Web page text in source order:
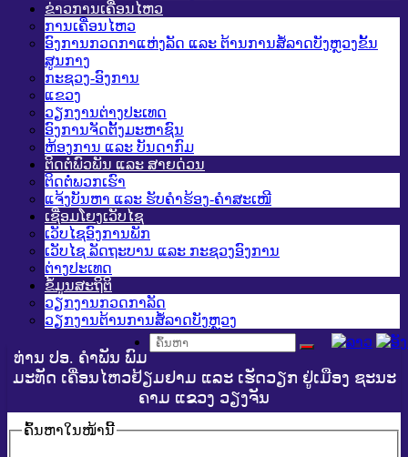
ຂ່າວການເຄື່ອນໄຫວ
ການເຄື່ອນໄຫວ
ອົງການກວດກາແຫ່ງລັດ ແລະ ຕ້ານການສໍ້ລາດບັງຫຼວງຂັ້ນ
ສູນກາງ
ກະຊວງ-ອົງການ
ແຂວງ
ວຽກງານຕ່າງປະເທດ
ອົງການຈັດຕັ້ງມະຫາຊົນ
ຫ້ອງການ ແລະ ບັນດາກົມ
ຕິດຕໍ່ພົວພັນ ແລະ ສາຍດ່ວນ
ຕິດຕໍ່ພວກເຮົາ
ແຈ້ງບັນຫາ ແລະ ຮັບຄໍາຮ້ອງ-ຄໍາສະເໜີ
ເຊື່ອມໂຍງເວັບໄຊ
ເວັບໄຊອົງການພັກ
ເວັບໄຊ ລັດຖະບານ ແລະ ກະຊວງອົງການ
ຕ່າງປະເທດ
ຂໍ້ມູນສະຖິຕິ
ວຽກງານກວດກາລັດ
ວຽກງານຕ້ານການສໍ້ລາດບັງຫຼວງ
ທ່ານ ປອ. ຄຳພັນ ພົມ
ມະທັດ ເຄື່ອນໄຫວຢ້ຽມຢາມ ແລະ ເຮັດວຽກ ຢູ່ເມືອງ ຊະນະ
ຄາມ ແຂວງ ວຽງຈັນ
ຄົ້ນ​ຫາ​ໃນ​ໜ້ານີ້